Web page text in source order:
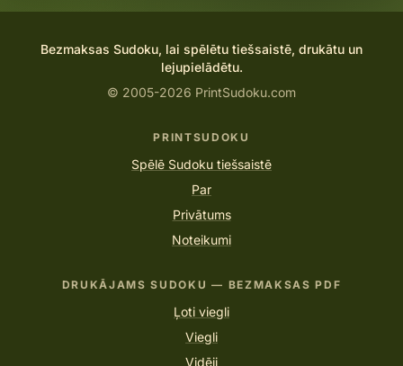
Bezmaksas Sudoku, lai spēlētu tiešsaistē, drukātu un
lejupielādētu.
© 2005-2026 PrintSudoku.com
PRINTSUDOKU
Spēlē Sudoku tiešsaistē
Par
Privātums
Noteikumi
DRUKĀJAMS SUDOKU — BEZMAKSAS PDF
Ļoti viegli
Viegli
Vidēji